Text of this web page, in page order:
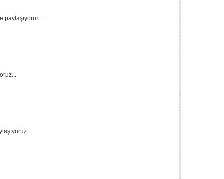
paylaşıyoruz...